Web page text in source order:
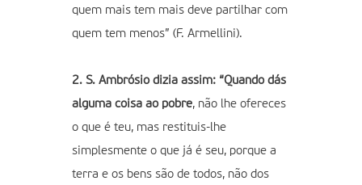
quem mais tem mais deve partilhar com
quem tem menos” (F. Armellini).
2. S. Ambrósio dizia assim: “Quando dás
alguma coisa ao pobre, não lhe ofereces
o que é teu, mas restituis-lhe
simplesmente o que já é seu, porque a
terra e os bens são de todos, não dos